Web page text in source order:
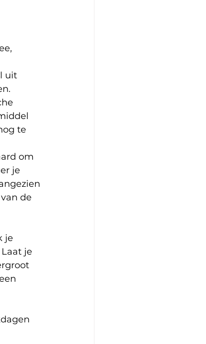
uit
te
om
je
de
je
je